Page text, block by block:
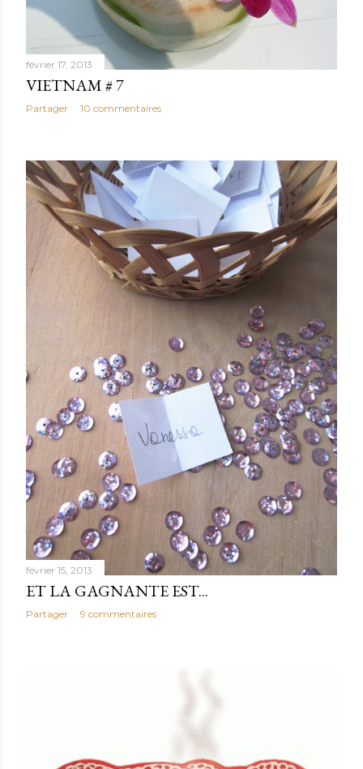
février 17, 2013
VIETNAM # 7
Partager 10 commentaires
février 15, 2013
ET LA GAGNANTE EST...
Partager 9 commentaires